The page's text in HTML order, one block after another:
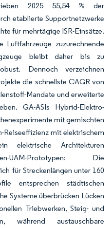
2025 55,54 % der
etablierte Supportnetzwerke
für mehrtägige ISR-Einsätze.
zuzurechnende
bleibt daher bis zu
Dennoch verzeichnen
die schnellste CAGR von
Mandate und erweiterte
GA-ASIs Hybrid-Elektro-
mit gemischten
mit elektrischem
elektrische Architekturen
UAM-Prototypen: Die
für Streckenlängen unter 160
entsprechen städtischen
Systeme überbrücken Lücken
Triebwerken, Steig- und
während austauschbare